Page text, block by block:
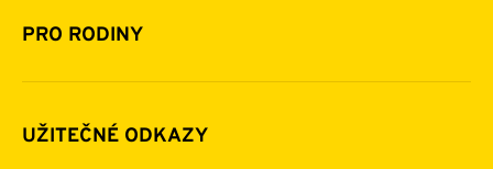
Pomoc v číslech
Napsali o nás
Daňová uznatelnost darů
Další možnosti pomoci
Zpravodaje
PRO RODINY
Komu a jak pomáháme
Pravidla poskytování finanční pomoci
UŽITEČNÉ ODKAZY